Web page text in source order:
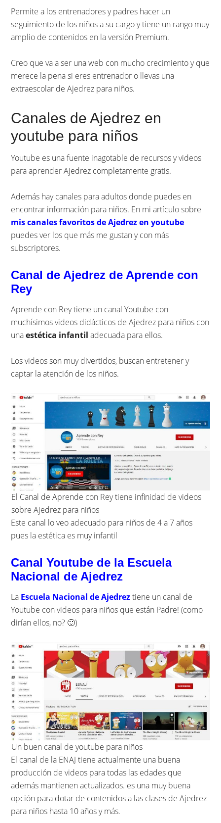
Permite a los entrenadores y padres hacer un
seguimiento de los niños a su cargo y tiene un rango muy
amplio de contenidos en la versión Premium.
Creo que va a ser una web con mucho crecimiento y que
merece la pena si eres entrenador o llevas una
extraescolar de Ajedrez para niños.
Canales de Ajedrez en
youtube para niños
Youtube es una fuente inagotable de recursos y videos
para aprender Ajedrez completamente gratis.
Además hay canales para adultos donde puedes en
encontrar información para niños. En mi artículo sobre
mis canales favoritos de Ajedrez en youtube
puedes ver los que más me gustan y con más
subscriptores.
Canal de Ajedrez de Aprende con
Rey
Aprende con Rey tiene un canal Youtube con
muchísimos videos didácticos de Ajedrez para niños con
unaestética infantil adecuada para ellos.
Los videos son muy divertidos, buscan entretener y
captar la atención de los niños.
El Canal de Aprende con Rey tiene infinidad de videos
sobre Ajedrez para niños
Este canal lo veo adecuado para niños de 4 a 7 años
pues la estética es muy infantil
Canal Youtube de la Escuela
Nacional de Ajedrez
La Escuela Nacional de Ajedreztiene un canal de
Youtube con videos para niños que están Padre! (como
dirían ellos, no? 🙂)
Un buen canal de youtube para niños
El canal de la ENAJ tiene actualmente una buena
producción de videos para todas las edades que
además mantienen actualizados. es una muy buena
opción para dotar de contenidos a las clases de Ajedrez
para niños hasta 10 años y más.